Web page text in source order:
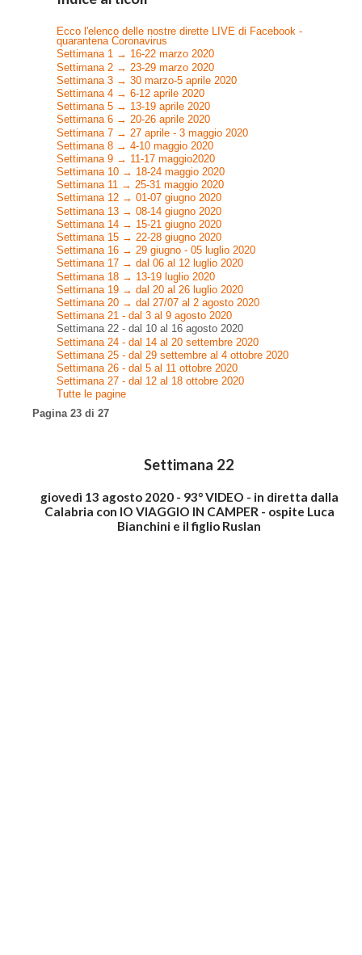
Ecco l'elenco delle nostre dirette LIVE di Facebook -
quarantena Coronavirus
Settimana 1 → 16-22 marzo 2020
Settimana 2 → 23-29 marzo 2020
Settimana 3 → 30 marzo-5 aprile 2020
Settimana 4 → 6-12 aprile 2020
Settimana 5 → 13-19 aprile 2020
Settimana 6 → 20-26 aprile 2020
Settimana 7 → 27 aprile - 3 maggio 2020
Settimana 8 → 4-10 maggio 2020
Settimana 9 → 11-17 maggio2020
Settimana 10 → 18-24 maggio 2020
Settimana 11 → 25-31 maggio 2020
Settimana 12 → 01-07 giugno 2020
Settimana 13 → 08-14 giugno 2020
Settimana 14 → 15-21 giugno 2020
Settimana 15 → 22-28 giugno 2020
Settimana 16 → 29 giugno - 05 luglio 2020
Settimana 17 → dal 06 al 12 luglio 2020
Settimana 18 → 13-19 luglio 2020
Settimana 19 → dal 20 al 26 luglio 2020
Settimana 20 → dal 27/07 al 2 agosto 2020
Settimana 21 - dal 3 al 9 agosto 2020
Settimana 22 - dal 10 al 16 agosto 2020
Settimana 24 - dal 14 al 20 settembre 2020
Settimana 25 - dal 29 settembre al 4 ottobre 2020
Settimana 26 - dal 5 al 11 ottobre 2020
Settimana 27 - dal 12 al 18 ottobre 2020
Tutte le pagine
Pagina 23 di 27
Settimana 22
giovedì 13 agosto 2020 - 93° VIDEO - in diretta dalla
Calabria con IO VIAGGIO IN CAMPER - ospite Luca
Bianchini e il figlio Ruslan